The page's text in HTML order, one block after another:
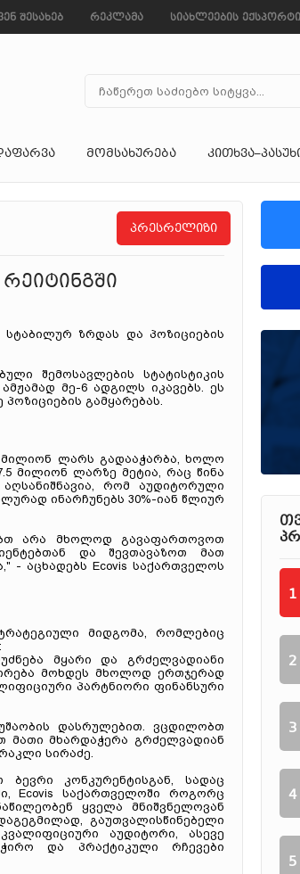
შესახებ რეკლამა სიახლეების ექსპორტი
ᲛᲝᲛᲡᲐᲮᲣᲠᲔᲑᲐ
პრესრელიზი
სტაბილურ ზრდას და პოზიციების
შემოსავლების სტატისტიკის
მე-6 ადგილს იკავებს. ეს
გამყარებას.
მილიონ ლარს გადააჭარბა, ხოლო
მილიონ ლარზე მეტია, რაც წინა
რომ აუდიტორული
ინარჩუნებს 30%-იან წლიურ
არა მხოლოდ გავაფართოვოთ
და შევთავაზოთ მათ
- აცხადებს Ecovis საქართველოს
მიდგომა, რომლებიც
მყარი და გრძელვადიანი
მოხდეს მხოლოდ ერთჯერად
პარტნიორი ფინანსური
დასრულებით. ვცდილობთ
მათი მხარდაჭერა გრძელვადიან
სირაძე.
კონკურენტისგან, სადაც
Ecovis საქართველოში როგორც
ყველა მნიშვნელოვან
გაუთვალისწინებელი
აუდიტორი, ასევე
და პრაქტიკული რჩევები
1
2
3
4
5